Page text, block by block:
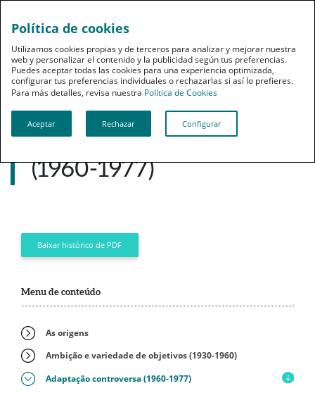
História
Adaptação controversa
(1960-1977)
Baixar histórico de PDF
Menu de conteúdo
As origens
Ambição e variedade de objetivos (1930-1960)
Adaptação controversa (1960-1977)
Política de cookies
Utilizamos cookies propias y de terceros para analizar y mejorar nuestra
web y personalizar el contenido y la publicidad según tus preferencias.
Puedes aceptar todas las cookies para una experiencia optimizada,
configurar tus preferencias individuales o rechazarlas si así lo prefieres.
Para más detalles, revisa nuestra Política de Cookies
Aceptar Rechazar Configurar